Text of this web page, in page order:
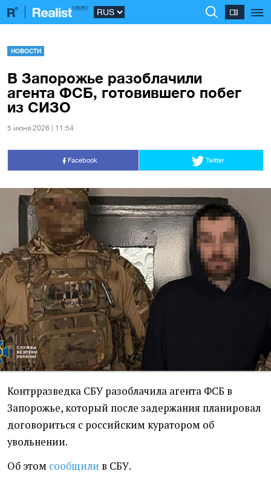
НОВОСТИ
В Запорожье разоблачили
агента ФСБ, готовившего побег
из СИЗО
5 июня 2026 | 11:54
Facebook Twitter
Контрразведка СБУ разоблачила агента ФСБ в
Запорожье, который после задержания планировал
договориться с российским куратором об
увольнении.
Об этом сообщили в СБУ.